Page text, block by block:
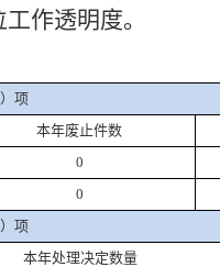
作透明度。
项
本年废止件数
0
0
项
本年处理决定数量